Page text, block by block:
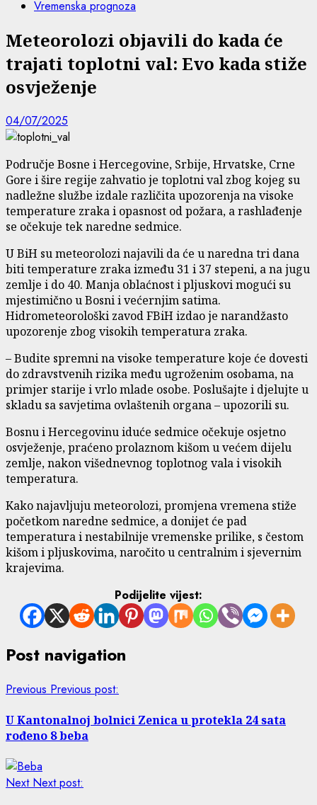
Vremenska prognoza
Meteorolozi objavili do kada će
trajati toplotni val: Evo kada stiže
osvježenje
04/07/2025
Područje Bosne i Hercegovine, Srbije, Hrvatske, Crne
Gore i šire regije zahvatio je toplotni val zbog kojeg su
nadležne službe izdale različita upozorenja na visoke
temperature zraka i opasnost od požara, a rashlađenje
se očekuje tek naredne sedmice.
U BiH su meteorolozi najavili da će u naredna tri dana
biti temperature zraka između 31 i 37 stepeni, a na jugu
zemlje i do 40. Manja oblaćnost i pljuskovi mogući su
mjestimično u Bosni i većernjim satima.
Hidrometeorološki zavod FBiH izdao je narandžasto
upozorenje zbog visokih temperatura zraka.
– Budite spremni na visoke temperature koje će dovesti
do zdravstvenih rizika među ugroženim osobama, na
primjer starije i vrlo mlade osobe. Poslušajte i djelujte u
skladu sa savjetima ovlaštenih organa – upozorili su.
Bosnu i Hercegovinu iduće sedmice očekuje osjetno
osvježenje, praćeno prolaznom kišom u većem dijelu
zemlje, nakon višednevnog toplotnog vala i visokih
temperatura.
Kako najavljuju meteorolozi, promjena vremena stiže
početkom naredne sedmice, a donijet će pad
temperatura i nestabilnije vremenske prilike, s čestom
kišom i pljuskovima, naročito u centralnim i sjevernim
krajevima.
Podijelite vijest:
Post navigation
Previous Previous post:
U Kantonalnoj bolnici Zenica u protekla 24 sata
rođeno 8 beba
Next Next post: